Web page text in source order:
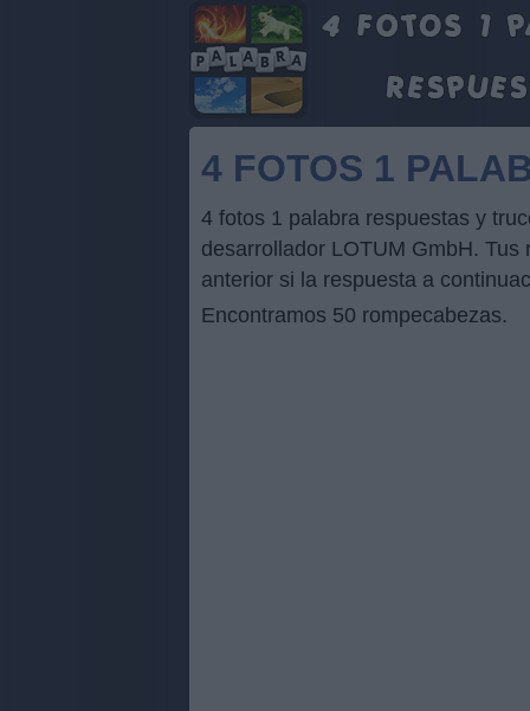
4 FOTOS 1
4 fotos 1 palabra respuestas y
desarrollador LOTUM GmbH.
anterior si la respuesta a
Encontramos 50 rompecabezas.